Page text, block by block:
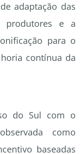
adaptação das
produtores e a
para o
contínua da
do Sul com o
como
baseadas